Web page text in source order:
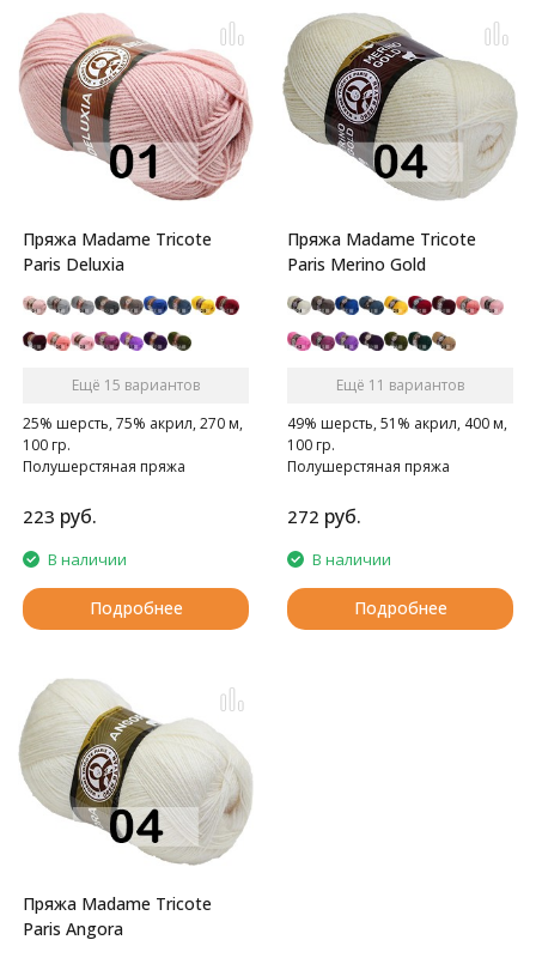
Пряжа Madame Tricote
Paris Deluxia
Ещё 15 вариантов
25% шерсть, 75% акрил, 270 м,
100 гр.
Полушерстяная пряжа
223 руб.
В наличии
Подробнее
Пряжа Madame Tricote
Paris Merino Gold
Ещё 11 вариантов
49% шерсть, 51% акрил, 400 м,
100 гр.
Полушерстяная пряжа
272 руб.
В наличии
Подробнее
Пряжа Madame Tricote
Paris Angora